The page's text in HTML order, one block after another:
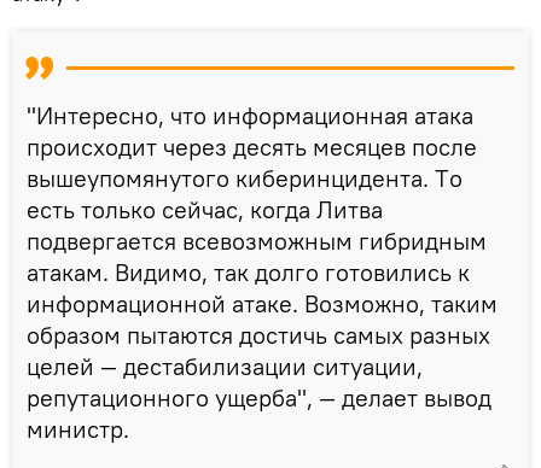
"Интересно, что информационная атака
происходит через десять месяцев после
вышеупомянутого киберинцидента. Tо
есть только сейчас, когда Литва
подвергается всевозможным гибридным
атакам. Видимо, так долго готовились к
информационной атаке. Возможно, таким
образом пытаются достичь самых разных
целей — дестабилизации ситуации,
репутационного ущерба", — делает вывод
министр.